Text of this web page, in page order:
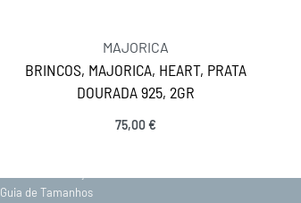
MAJORICA
BRINCOS, MAJORICA, HEART, PRATA
DOURADA 925, 2GR
75,00€
Guia de Tamanhos